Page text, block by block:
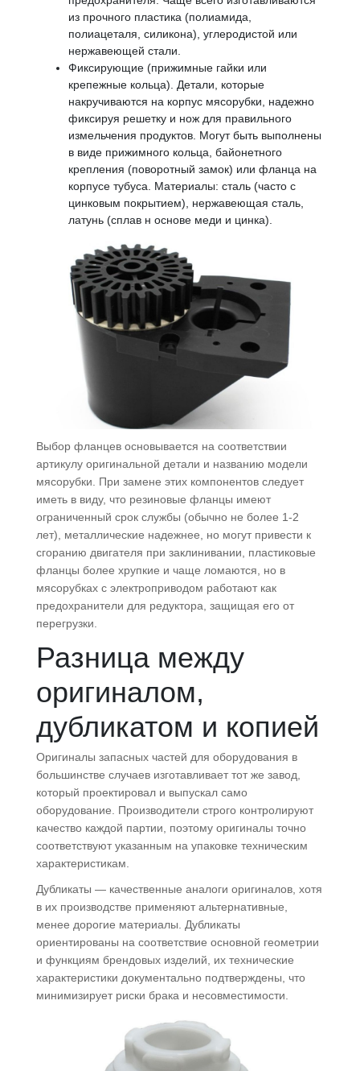
из прочного пластика (полиамида,
полиацеталя, силикона), углеродистой или
нержавеющей стали.
Фиксирующие (прижимные гайки или
крепежные кольца). Детали, которые
накручиваются на корпус мясорубки, надежно
фиксируя решетку и нож для правильного
измельчения продуктов. Могут быть выполнены
в виде прижимного кольца, байонетного
крепления (поворотный замок) или фланца на
корпусе тубуса. Материалы: сталь (часто с
цинковым покрытием), нержавеющая сталь,
латунь (сплав н основе меди и цинка).
Выбор фланцев основывается на соответствии
артикулу оригинальной детали и названию модели
мясорубки. При замене этих компонентов следует
иметь в виду, что резиновые фланцы имеют
ограниченный срок службы (обычно не более 1-2
лет), металлические надежнее, но могут привести к
сгоранию двигателя при заклинивании, пластиковые
фланцы более хрупкие и чаще ломаются, но в
мясорубках с электроприводом работают как
предохранители для редуктора, защищая его от
перегрузки.
Разница между
оригиналом,
дубликатом и копией
Оригиналы запасных частей для оборудования в
большинстве случаев изготавливает тот же завод,
который проектировал и выпускал само
оборудование. Производители строго контролируют
качество каждой партии, поэтому оригиналы точно
соответствуют указанным на упаковке техническим
характеристикам.
Дубликаты — качественные аналоги оригиналов, хотя
в их производстве применяют альтернативные,
менее дорогие материалы. Дубликаты
ориентированы на соответствие основной геометрии
и функциям брендовых изделий, их технические
характеристики документально подтверждены, что
минимизирует риски брака и несовместимости.